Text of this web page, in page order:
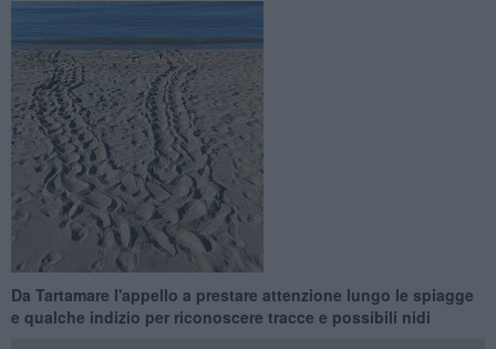
Da Tartamare l'appello a prestare attenzione lungo le spiagge
e qualche indizio per riconoscere tracce e possibili nidi